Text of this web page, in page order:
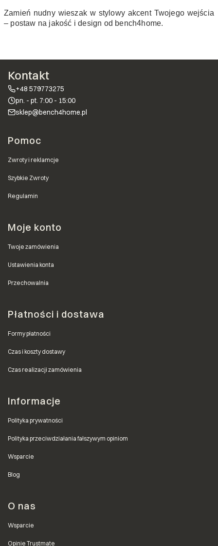
Zamień nudny wieszak w stylowy akcent Twojego wejścia
– postaw na jakość i design od bench4home.
Kontakt
+48 579773275
pn. - pt. 7:00 - 15:00
sklep@bench4home.pl
Linki w stopce
Pomoc
Zwroty i reklamcje
Szybkie Zwroty
Regulamin
Moje konto
Twoje zamówienia
Ustawienia konta
Przechowalnia
Płatności i dostawa
Formy płatności
Czas i koszty dostawy
Czas realizacji zamówienia
Informacje
Polityka prywatności
Polityka przeciwdziałania fałszywym opiniom
Wsparcie
Blog
O nas
Wsparcie
Opinie Trustmate